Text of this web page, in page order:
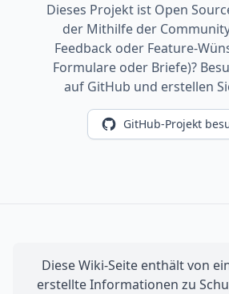
Dieses Projekt ist Open
der Mithilfe der
Feedback oder Feature-
Formulare oder Briefe)?
auf GitHub und erstellen
GitHub-Projekt
Diese Wiki-Seite enthält von
erstellte Informationen zu